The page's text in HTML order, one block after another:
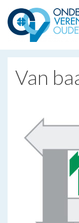
Van